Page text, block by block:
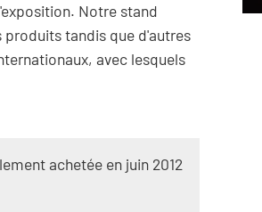
Notre stand
tandis que d'autres
avec lesquels
achetée en juin 2012